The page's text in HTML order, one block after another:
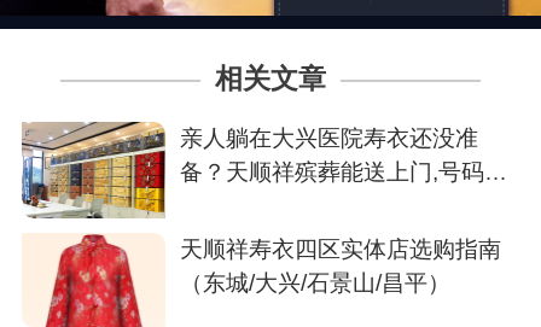
相关文章
亲人躺在大兴医院寿衣还没准
备？天顺祥殡葬能送上门,号码我
天顺祥寿衣四区实体店选购指南
（东城/大兴/石景山/昌平）